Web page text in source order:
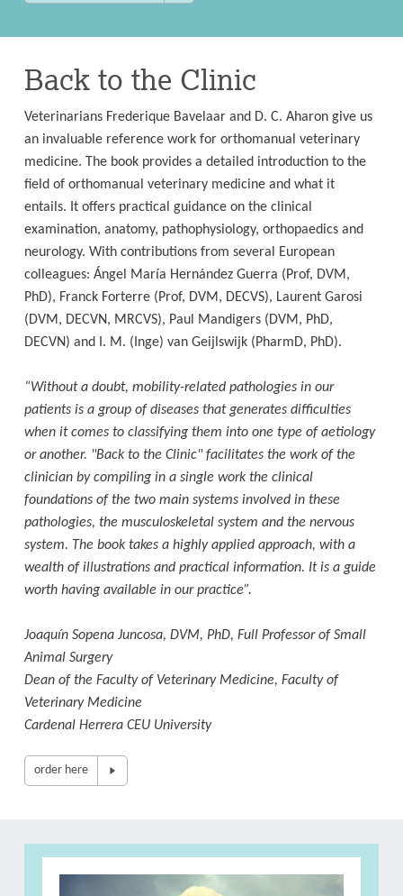
Back to the Clinic
Veterinarians Frederique Bavelaar and D. C. Aharon give us
an invaluable reference work for orthomanual veterinary
medicine. The book provides a detailed introduction to the
field of orthomanual veterinary medicine and what it
entails. It offers practical guidance on the clinical
examination, anatomy, pathophysiology, orthopaedics and
neurology. With contributions from several European
colleagues: Ángel María Hernández Guerra (Prof, DVM,
PhD), Franck Forterre (Prof, DVM, DECVS), Laurent Garosi
(DVM, DECVN, MRCVS), Paul Mandigers (DVM, PhD,
DECVN) and I. M. (Inge) van Geijlswijk (PharmD, PhD).
“Without a doubt, mobility-related pathologies in our
patients is a group of diseases that generates difficulties
when it comes to classifying them into one type of aetiology
or another. "Back to the Clinic" facilitates the work of the
clinician by compiling in a single work the clinical
foundations of the two main systems involved in these
pathologies, the musculoskeletal system and the nervous
system. The book takes a highly applied approach, with a
wealth of illustrations and practical information. It is a guide
worth having available in our practice”.
Joaquín Sopena Juncosa, DVM, PhD, Full Professor of Small
Animal Surgery
Dean of the Faculty of Veterinary Medicine, Faculty of
Veterinary Medicine
Cardenal Herrera CEU University
order here